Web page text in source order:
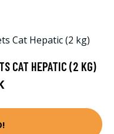
CAT HEPATIC (2 KG)